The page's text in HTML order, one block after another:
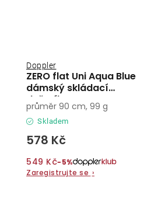
ZERO flat Uni Aqua Blue
dámský skládací
deštník
Doppler
Skladem
578 Kč
549 Kč−5%
Zaregistrujte se ›
průměr 90 cm, 99 g